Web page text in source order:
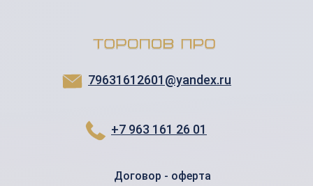
79631612601@yandex.ru
Договор - оферта
+7 963 161 26 01